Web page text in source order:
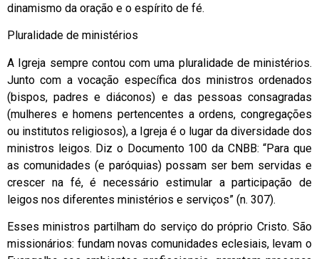
dinamismo da oração e o espírito de fé.
Pluralidade de ministérios
A Igreja sempre contou com uma pluralidade de ministérios.
Junto com a vocação específica dos ministros ordenados
(bispos, padres e diáconos) e das pessoas consagradas
(mulheres e homens pertencentes a ordens, congregações
ou institutos religiosos), a Igreja é o lugar da diversidade dos
ministros leigos. Diz o Documento 100 da CNBB: “Para que
as comunidades (e paróquias) possam ser bem servidas e
crescer na fé, é necessário estimular a participação de
leigos nos diferentes ministérios e serviços” (n. 307).
Esses ministros partilham do serviço do próprio Cristo. São
missionários: fundam novas comunidades eclesiais, levam o